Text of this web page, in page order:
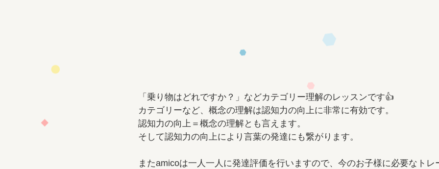
「乗り物はどれですか？」などカテゴリー理解のレッスンです👍
カテゴリーなど、概念の理解は認知力の向上に非常に有効です。
認知力の向上＝概念の理解とも言えます。
そして認知力の向上により言葉の発達にも繋がります。
またamicoは一人一人に発達評価を行いますので、今のお子様に必要なトレ